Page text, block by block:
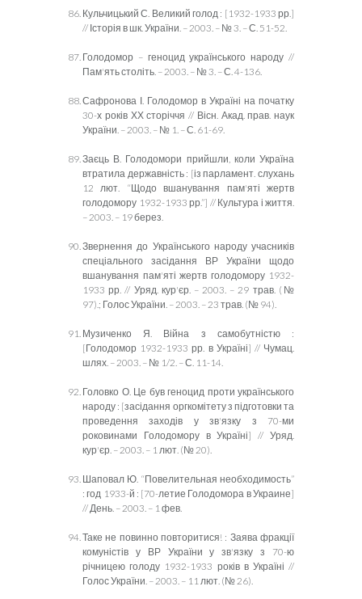
Кульчицький С. Великий голод : [1932-1933 рр.]
// Історія в шк. України. – 2003. – № 3. – С. 51-52.
Голодомор – геноцид українського народу //
Пам'ять століть. – 2003. – № 3. – С. 4-136.
Сафронова І. Голодомор в Україні на початку
30-х років ХХ сторіччя // Вісн. Акад. прав. наук
України. – 2003. – № 1. – С. 61-69.
Заєць В. Голодомори прийшли, коли Україна
втратила державність : [із парламент. слухань
12 лют. “Щодо вшанування пам'яті жертв
голодомору 1932-1933 рр.”] // Культура і життя.
– 2003. – 19 берез.
Звернення до Українського народу учасників
спеціального засідання ВР України щодо
вшанування пам'яті жертв голодомору 1932-
1933 рр. // Уряд. кур'єр. – 2003. – 29 трав. (№
97).; Голос України. – 2003. – 23 трав. (№ 94).
Музиченко Я. Війна з самобутністю :
[Голодомор 1932-1933 рр. в Україні] // Чумац.
шлях. – 2003. – № 1/2. – С. 11-14.
Головко О. Це був геноцид проти українського
народу : [засідання оргкомітету з підготовки та
проведення заходів у зв'язку з 70-ми
роковинами Голодомору в Україні] // Уряд.
кур'єр. – 2003. – 1 лют. (№ 20).
Шаповал Ю. “Повелительная необходимость”
: год 1933-й : [70-летие Голодомора в Украине]
// День. – 2003. – 1 фев.
Таке не повинно повторитися! : Заява фракції
комуністів у ВР України у зв'язку з 70-ю
річницею голоду 1932-1933 років в Україні //
Голос України. – 2003. – 11 лют. (№ 26).